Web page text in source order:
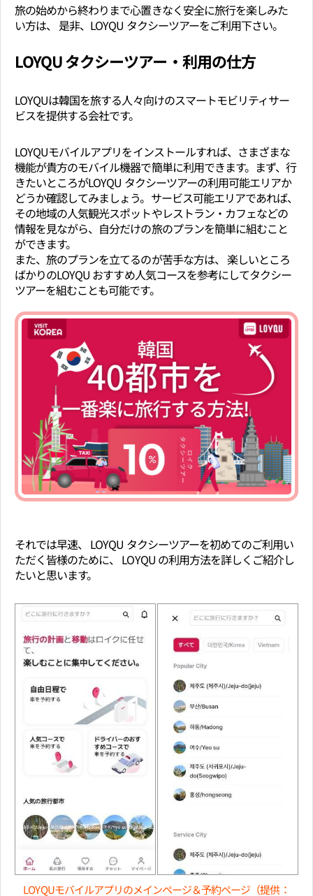
旅の始めから終わりまで心置きなく安全に旅行を楽しみた
い方は、 是非、LOYQU タクシーツアーをご利用下さい。
LOYQU タクシーツアー・利用の仕方
LOYQUは韓国を旅する人々向けのスマートモビリティサー
ビスを提供する会社です。
LOYQUモバイルアプリをインストールすれば、さまざまな
機能が貴方のモバイル機器で簡単に利用できます。まず、行
きたいところがLOYQU タクシーツアーの利用可能エリアか
どうか確認してみましょう。サービス可能エリアであれば、
その地域の人気観光スポットやレストラン・カフェなどの
情報を見ながら、自分だけの旅のプランを簡単に組むこと
ができます。
また、旅のプランを立てるのが苦手な方は、 楽しいところ
ばかりのLOYQU おすすめ人気コースを参考にしてタクシー
ツアーを組むことも可能です。
それでは早速、 LOYQU タクシーツアーを初めてのご利用い
ただく皆様のために、 LOYQU の利用方法を詳しくご紹介し
たいと思います。
LOYQUモバイルアプリのメインページ＆予約ページ（提供：